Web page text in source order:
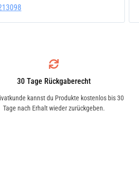
30 Tage Rückgaberecht
kannst du Produkte kostenlos bis 30
Tage nach Erhalt wieder zurückgeben.